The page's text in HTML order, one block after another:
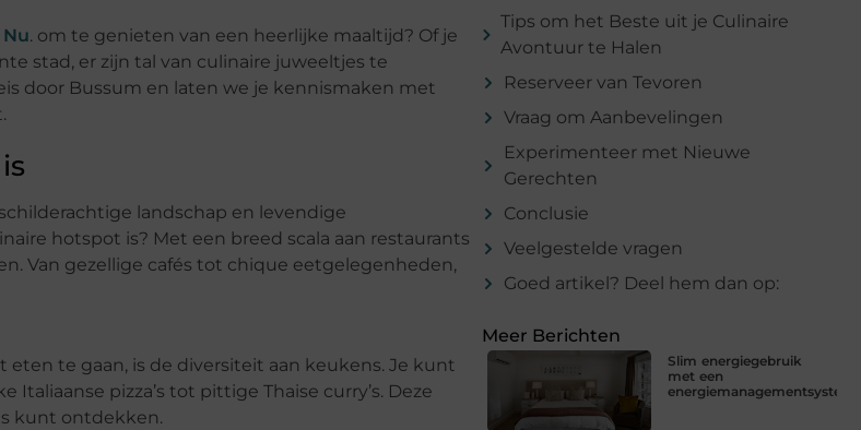
. om te genieten van een heerlijke maaltijd? Of je
stad, er zijn tal van culinaire juweeltjes te
door Bussum en laten we je kennismaken met
landschap en levendige
hotspot is? Met een breed scala aan restaurants
Van gezellige cafés tot chique eetgelegenheden,
te gaan, is de diversiteit aan keukens. Je kunt
pizza’s tot pittige Thaise curry’s. Deze
kunt ontdekken.
Tips om het Beste uit je Culinaire
Avontuur te Halen
Reserveer van Tevoren
Vraag om Aanbevelingen
Experimenteer met Nieuwe
Gerechten
Conclusie
Veelgestelde vragen
Goed artikel? Deel hem dan op:
Meer Berichten
Slim energiegebruik
met een